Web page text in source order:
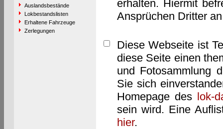
Auslandsbestände
Lokbestandslisten
Erhaltene Fahrzeuge
Zerlegungen
erhalten. Hiermit
Ansprüchen Dritter
Diese Webseite ist
diese Seite einen
und Fotosammlung
Sie sich
Homepage des lok-
sein wird. Eine
hier.